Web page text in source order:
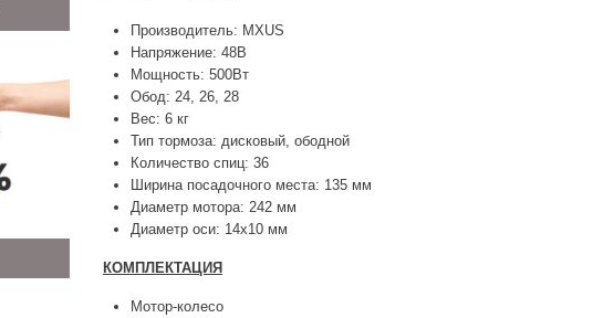
Производитель: MXUS
Напряжение: 48В
Мощность: 500Вт
Обод: 24, 26, 28
Вес: 6 кг
Тип тормоза: дисковый, ободной
Количество спиц: 36
Ширина посадочного места: 135 мм
Диаметр мотора: 242 мм
Диаметр оси: 14х10 мм
КОМПЛЕКТАЦИЯ
Мотор-колесо